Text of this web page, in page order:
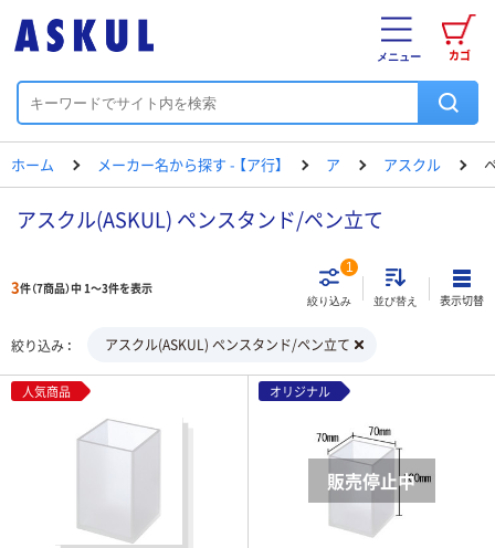
カゴ
メニュー
ホーム メーカー名から探す - 【ア行】 ア アスクル
アスクル(ASKUL) ペンスタンド/ペン立て
3件（7商品）中 1～3件を表示
絞り込み
1
並び替え 表示切替
絞り込み アスクル(ASKUL) ペンスタンド/ペン立て
人気商品 オリジナル